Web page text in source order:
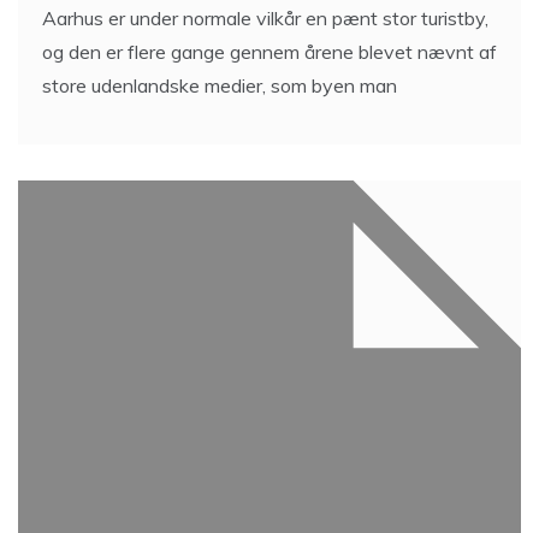
Aarhus er under normale vilkår en pænt stor turistby,
og den er flere gange gennem årene blevet nævnt af
store udenlandske medier, som byen man